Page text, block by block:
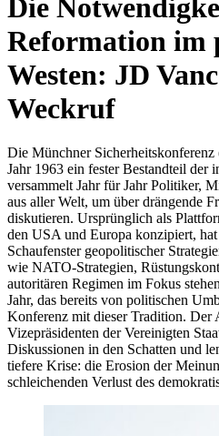
Die
Reformation im
Westen: JD
Weckruf
Die Münchner
Jahr 1963 ein fester Bestandteil der
versammelt Jahr für Jahr Politiker,
aus aller Welt, um über drängende
diskutieren. Ursprünglich als
den USA und Europa konzipiert,
Schaufenster geopolitischer
wie NATO-Strategien,
autoritären Regimen im Fokus
Jahr, das bereits von politischen
Konferenz mit dieser Tradition. Der
Vizepräsidenten der Vereinigten
Diskussionen in den Schatten und
tiefere Krise: die Erosion der
schleichenden Verlust des